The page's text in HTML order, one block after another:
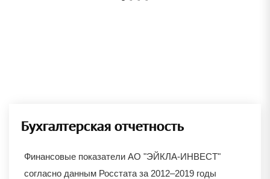
Бухгалтерская отчетность
Финансовые показатели АО "ЭЙКЛА-ИНВЕСТ"
согласно данным Росстата за 2012–2019 годы